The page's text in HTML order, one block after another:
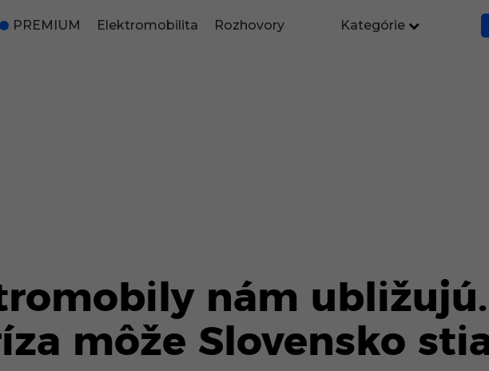
PREMIUM Elektromobilita Rozhovory Kategórie
nám ubližujú.
môže Slovensko